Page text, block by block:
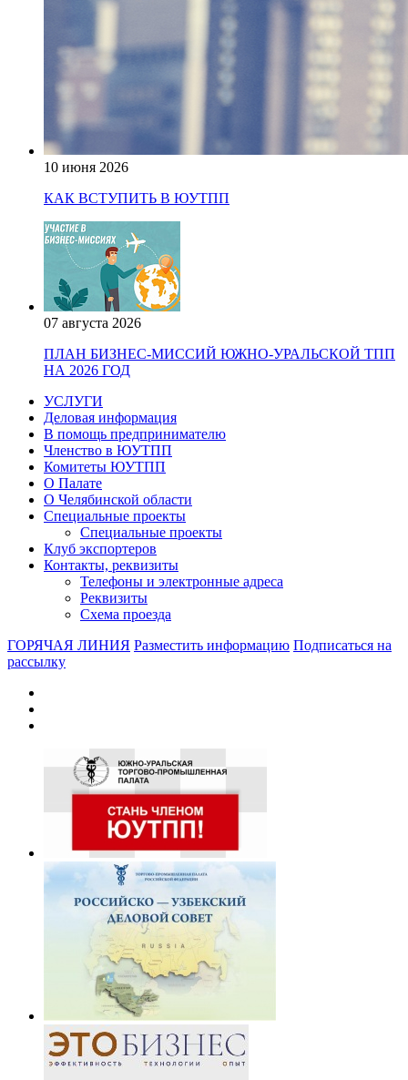
10 июня 2026
КАК ВСТУПИТЬ В ЮУТПП
07 августа 2026
ПЛАН БИЗНЕС-МИССИЙ ЮЖНО-УРАЛЬСКОЙ ТПП
НА 2026 ГОД
УСЛУГИ
Деловая информация
В помощь предпринимателю
Членство в ЮУТПП
Комитеты ЮУТПП
О Палате
О Челябинской области
Специальные проекты
Специальные проекты
Клуб экспортеров
Контакты, реквизиты
Телефоны и электронные адреса
Реквизиты
Схема проезда
ГОРЯЧАЯ ЛИНИЯ Разместить информацию Подписаться на
рассылку